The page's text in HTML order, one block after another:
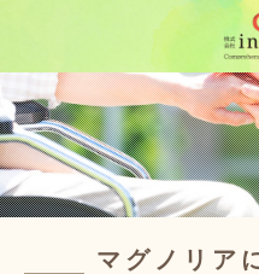
マグノリア